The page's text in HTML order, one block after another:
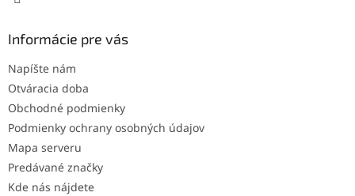
Informácie pre vás
Napíšte nám
Otváracia doba
Obchodné podmienky
Podmienky ochrany osobných údajov
Mapa serveru
Predávané značky
Kde nás nájdete